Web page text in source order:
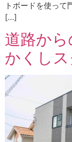
トボードを使っ
[…]
道路か
かくし